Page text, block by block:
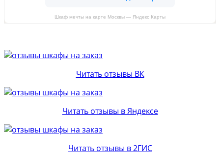
Шкаф мечты на карте Москвы — Яндекс Карты
Читать отзывы ВК
Читать отзывы в Яндексе
Читать отзывы в 2ГИС